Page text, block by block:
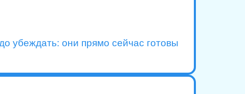
убеждать: они прямо сейчас готовы